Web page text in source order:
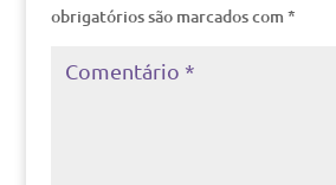
obrigatórios são marcados com *